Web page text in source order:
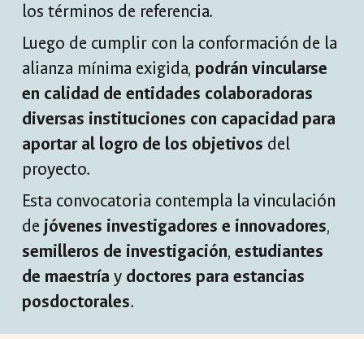
los términos de referencia.
Luego de cumplir con la conformación de la
alianza mínima exigida, podrán vincularse
en calidad de entidades colaboradoras
diversas instituciones con capacidad para
aportar al logro de los objetivos del
proyecto.
Esta convocatoria contempla la vinculación
de jóvenes investigadores e innovadores,
semilleros de investigación,estudiantes
de maestría y doctores para estancias
posdoctorales.